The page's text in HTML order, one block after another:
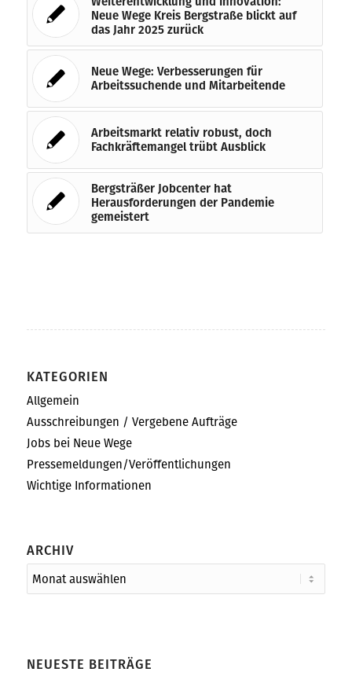
Neue Wege Kreis Bergstraße blickt auf
das Jahr 2025 zurück
Neue Wege: Verbesserungen für
Arbeitssuchende und Mitarbeitende
Arbeitsmarkt relativ robust, doch
Fachkräftemangel trübt Ausblick
Bergsträßer Jobcenter hat
Herausforderungen der Pandemie
gemeistert
KATEGORIEN
Allgemein
Ausschreibungen / Vergebene Aufträge
Jobs bei Neue Wege
Pressemeldungen/Veröffentlichungen
Wichtige Informationen
ARCHIV
NEUESTE BEITRÄGE